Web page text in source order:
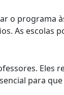
o programa
As escolas
Eles
para